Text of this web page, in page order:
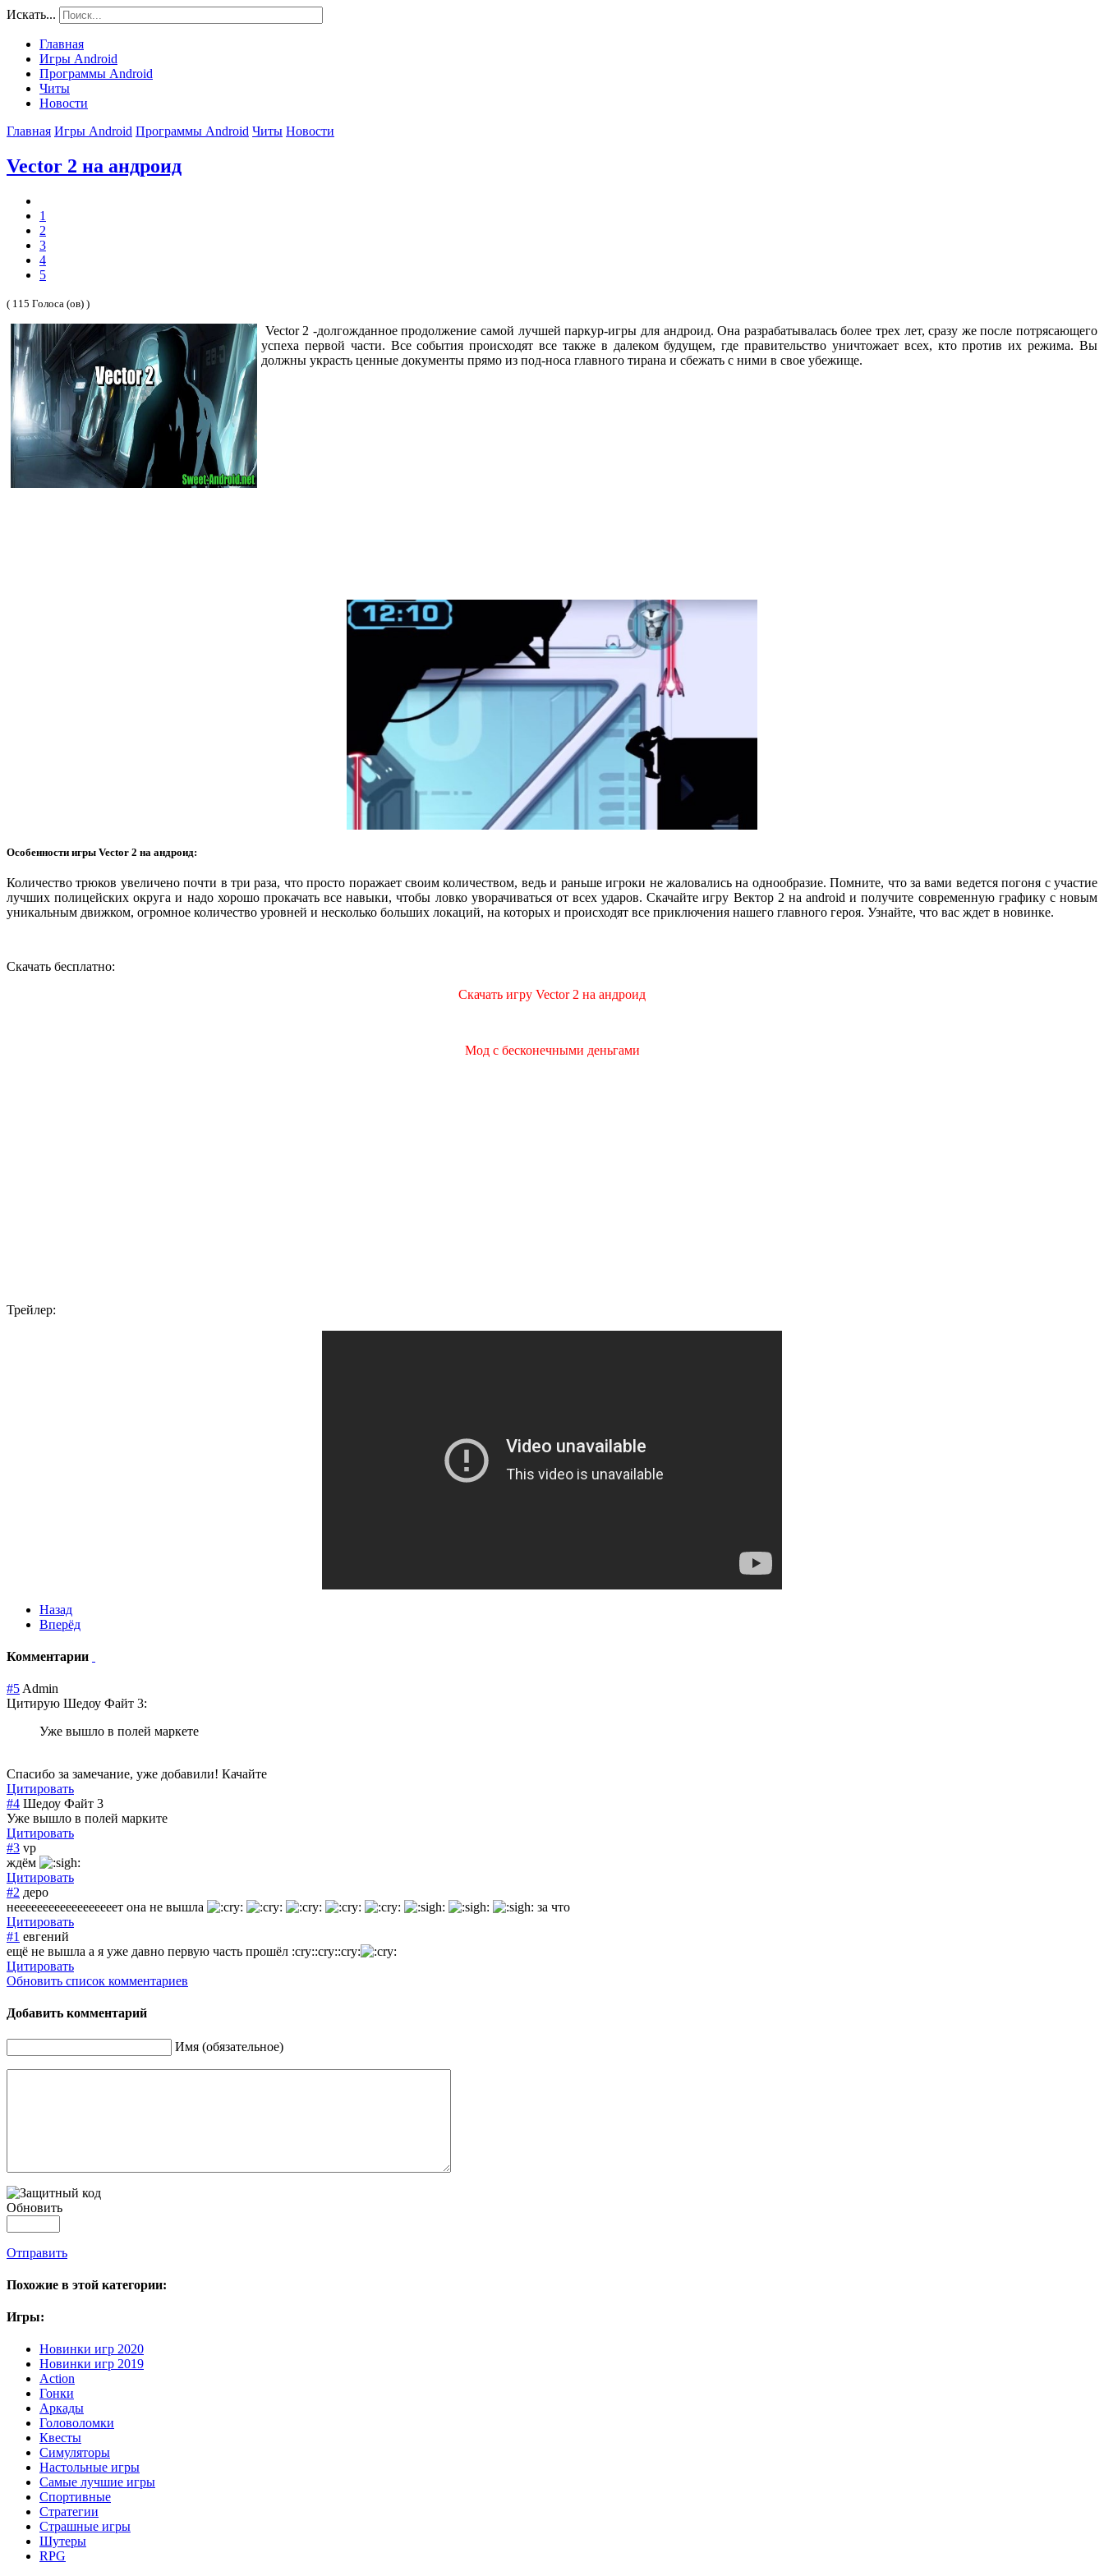
Искать...
Главная
Игры Android
Программы Android
Читы
Новости
Главная Игры Android Программы Android Читы Новости
Vector 2 на андроид
1
2
3
4
5
( 115 Голоса (ов) )
Vector 2 -долгожданное продолжение самой лучшей паркур-игры для андроид. Она разрабатывалась более трех лет, сразу же после потрясающего
успеха первой части. Все события происходят все также в далеком будущем, где правительство уничтожает всех, кто против их режима. Вы
должны украсть ценные документы прямо из под-носа главного тирана и сбежать с ними в свое убежище.
Особенности игры Vector 2 на андроид:
Количество трюков увеличено почти в три раза, что просто поражает своим количеством, ведь и раньше игроки не жаловались на однообразие. Помните, что за вами ведется погоня с участие
лучших полицейских округа и надо хорошо прокачать все навыки, чтобы ловко уворачиваться от всех ударов. Скачайте игру Вектор 2 на android и получите современную графику с новым
уникальным движком, огромное количество уровней и несколько больших локаций, на которых и происходят все приключения нашего главного героя. Узнайте, что вас ждет в новинке.
Скачать бесплатно:
Скачать игру Vector 2 на андроид
Мод с бесконечными деньгами
Трейлер:
Назад
Вперёд
Комментарии
#5 Admin
Цитирую Шедоу Файт 3:
Уже вышло в полей маркете
Спасибо за замечание, уже добавили! Качайте
Цитировать
#4 Шедоу Файт 3
Уже вышло в полей марките
Цитировать
#3 vp
ждём
Цитировать
#2 деро
неееееееееееееееееет она не вышла
за что
Цитировать
#1 евгений
ещё не вышла а я уже давно первую часть прошёл :cry::cry::cry:
Цитировать
Обновить список комментариев
Добавить комментарий
Имя (обязательное)
Обновить
Отправить
Похожие в этой категории:
Игры:
Новинки игр 2020
Новинки игр 2019
Action
Гонки
Аркады
Головоломки
Квесты
Симуляторы
Настольные игры
Самые лучшие игры
Спортивные
Стратегии
Страшные игры
Шутеры
RPG